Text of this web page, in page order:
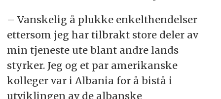
– Vanskelig å plukke enkelthendelser
ettersom jeg har tilbrakt store deler av
min tjeneste ute blant andre lands
styrker. Jeg og et par amerikanske
kolleger var i Albania for å bistå i
utviklingen av de albanske